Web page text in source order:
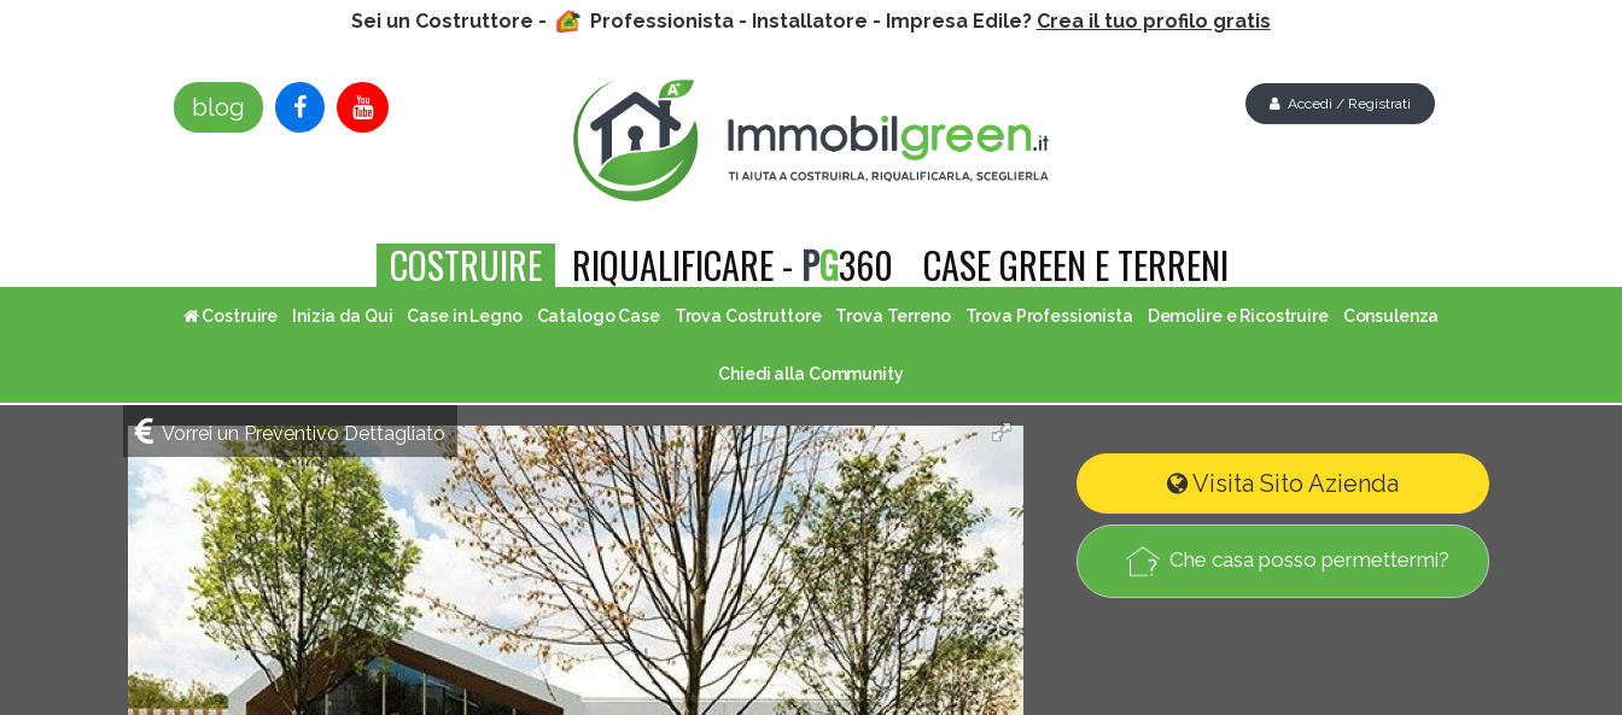
Sei un Costruttore - Professionista - Installatore - Impresa Edile? Crea il tuo profilo gratis
blog Accedi / Registrati
COSTRUIRE RIQUALIFICARE - PG360 CASE GREEN E TERRENI
Costruire Inizia da Qui Case in Legno Catalogo Case Trova Costruttore Trova Terreno Trova Professionista Demolire e Ricostruire Consulenza
Chiedi alla Community
Vorrei un Preventivo Dettagliato
Che casa posso permettermi?
Visita Sito Azienda